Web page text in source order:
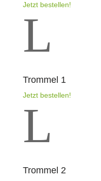
Jetzt bestellen!
L
Trommel 1
Jetzt bestellen!
L
Trommel 2